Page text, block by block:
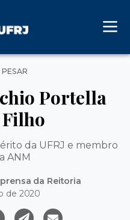
Portella
da UFRJ e membro
ANM
da Reitoria
de 2020